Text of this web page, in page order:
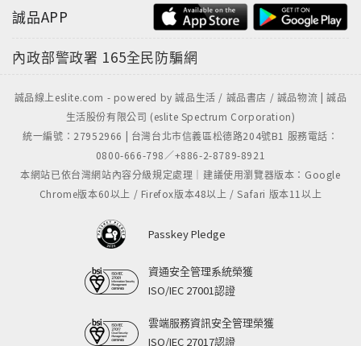
誠品APP
內政部警政署 165全民防騙網
誠品線上eslite.com - powered by 誠品生活 / 誠品書店 / 誠品物流 | 誠品
生活股份有限公司 (eslite Spectrum Corporation)
統一編號：27952966 | 台灣台北市信義區松德路204號B1 服務電話：
0800-666-798／+886-2-8789-8921
本網站已依台灣網站內容分級規定處理｜建議使用瀏覽器版本：Google
Chrome版本60以上 / Firefox版本48以上 / Safari 版本11以上
Passkey Pledge
資通安全管理系統榮獲
ISO/IEC 27001認證
雲端服務資訊安全管理榮獲
ISO/IEC 27017認證